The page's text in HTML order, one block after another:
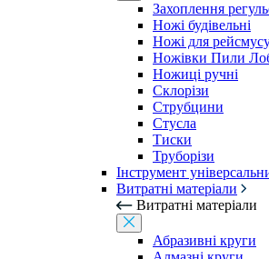
Захоплення
Ножі будівельні
Ножі для
Ножівки Пили
Ножиці ручні
Склорізи
Струбцини
Стусла
Тиски
Труборізи
Інструмент
Витратні матеріали
Витратні матеріали
Абразивні круги